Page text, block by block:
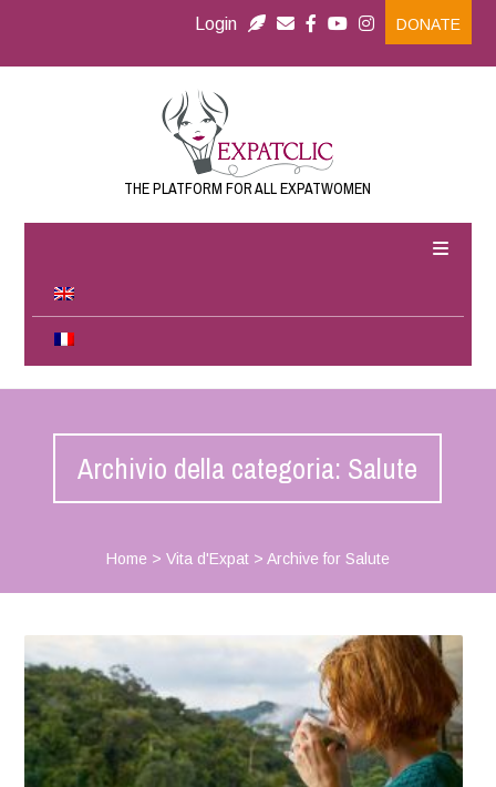
Login DONATE
THE PLATFORM FOR ALL EXPATWOMEN
Archivio della categoria: Salute
Home > Vita d'Expat> Archive for Salute